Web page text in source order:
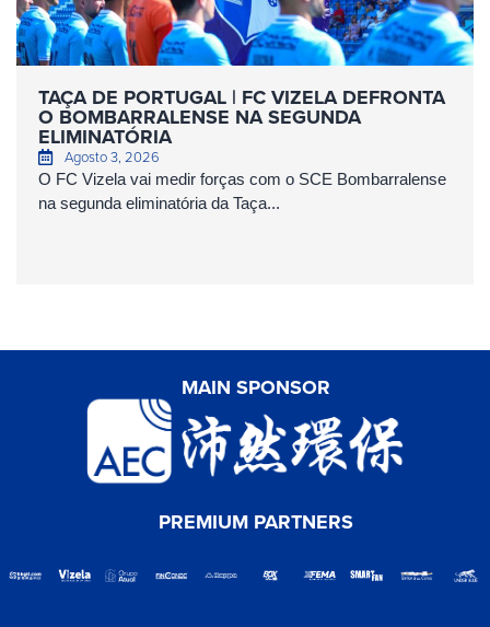
TAÇA DE PORTUGAL | FC VIZELA DEFRONTA
O BOMBARRALENSE NA SEGUNDA
ELIMINATÓRIA
Agosto 3, 2026
O FC Vizela vai medir forças com o SCE Bombarralense
na segunda eliminatória da Taça...
MAIN SPONSOR
PREMIUM PARTNERS